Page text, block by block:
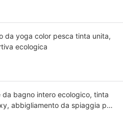
da yoga color pesca tinta unita,
ecologica
da bagno intero ecologico, tinta
abbigliamento da spiaggia per